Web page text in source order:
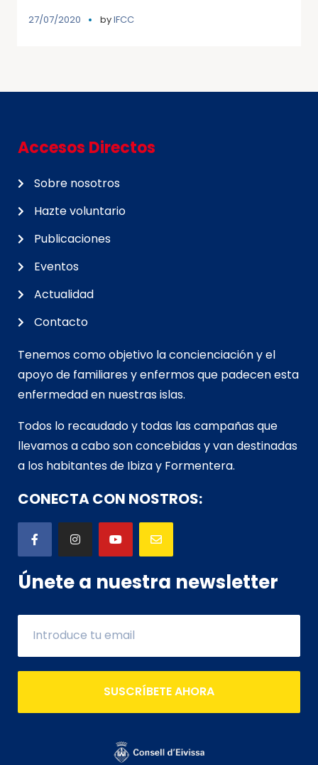
27/07/2020 byIFCC
Accesos Directos
Sobre nosotros
Hazte voluntario
Publicaciones
Eventos
Actualidad
Contacto
Tenemos como objetivo la concienciación y el
apoyo de familiares y enfermos que padecen esta
enfermedad en nuestras islas.
Todos lo recaudado y todas las campañas que
llevamos a cabo son concebidas y van destinadas
a los habitantes de Ibiza y Formentera.
CONECTA CON NOSTROS:
Únete a nuestra newsletter
SUSCRÍBETE AHORA